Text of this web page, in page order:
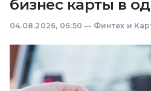
бизнес карты в
04.08.2026, 06:50 — Финтех и